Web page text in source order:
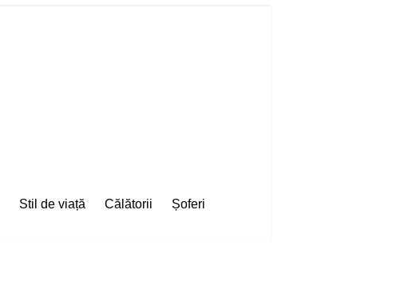
Stil de viață Călătorii
Șoferi